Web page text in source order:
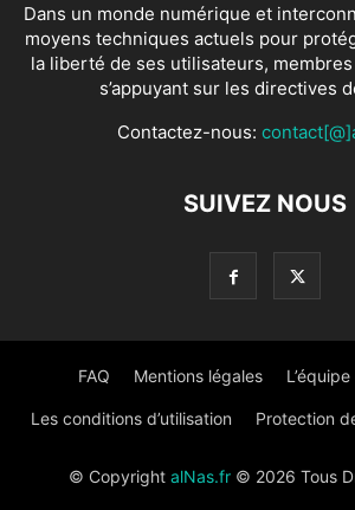
Dans un monde numérique et
moyens techniques actuels pour
la liberté de ses utilisateurs,
s’appuyant sur les directives
Contactez-nous:
SUIVEZ NOUS
FAQ Mentions légales
Les conditions d’utilisation Protection
© Copyright alNas.fr© 2026 Tous